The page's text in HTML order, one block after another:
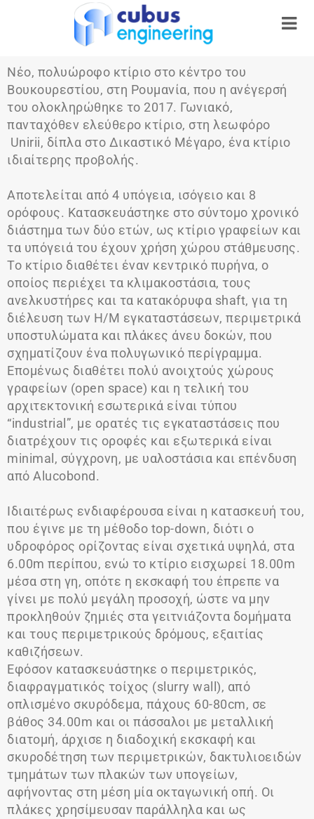
Νέο, πολυώροφο κτίριο στο κέντρο του
Βουκουρεστίου, στη Ρουμανία, που η ανέγερσή
του ολοκληρώθηκε το 2017. Γωνιακό,
πανταχόθεν ελεύθερο κτίριο, στη λεωφόρο
Unirii, δίπλα στο Δικαστικό Μέγαρο, ένα κτίριο
ιδιαίτερης προβολής.
Αποτελείται από 4 υπόγεια, ισόγειο και 8
ορόφους. Κατασκευάστηκε στο σύντομο χρονικό
διάστημα των δύο ετών, ως κτίριο γραφείων και
τα υπόγειά του έχουν χρήση χώρου στάθμευσης.
Το κτίριο διαθέτει έναν κεντρικό πυρήνα, ο
οποίος περιέχει τα κλιμακοστάσια, τους
ανελκυστήρες και τα κατακόρυφα shaft, για τη
διέλευση των Η/Μ εγκαταστάσεων, περιμετρικά
υποστυλώματα και πλάκες άνευ δοκών, που
σχηματίζουν ένα πολυγωνικό περίγραμμα.
Επομένως διαθέτει πολύ ανοιχτούς χώρους
γραφείων (open space) και η τελική του
αρχιτεκτονική εσωτερικά είναι τύπου
“industrial”, με ορατές τις εγκαταστάσεις που
διατρέχουν τις οροφές και εξωτερικά είναι
minimal, σύγχρονη, με υαλοστάσια και επένδυση
από Alucobond.
Ιδιαιτέρως ενδιαφέρουσα είναι η κατασκευή του,
που έγινε με τη μέθοδο top-down, διότι ο
υδροφόρος ορίζοντας είναι σχετικά υψηλά, στα
6.00m περίπου, ενώ το κτίριο εισχωρεί 18.00m
μέσα στη γη, οπότε η εκσκαφή του έπρεπε να
γίνει με πολύ μεγάλη προσοχή, ώστε να μην
προκληθούν ζημιές στα γειτνιάζοντα δομήματα
και τους περιμετρικούς δρόμους, εξαιτίας
καθιζήσεων.
Εφόσον κατασκευάστηκε ο περιμετρικός,
διαφραγματικός τοίχος (slurry wall), από
οπλισμένο σκυρόδεμα, πάχους 60-80cm, σε
βάθος 34.00m και οι πάσσαλοι με μεταλλική
διατομή, άρχισε η διαδοχική εκσκαφή και
σκυροδέτηση των περιμετρικών, δακτυλιοειδών
τμημάτων των πλακών των υπογείων,
αφήνοντας στη μέση μία οκταγωνική οπή. Οι
πλάκες χρησίμευσαν παράλληλα και ως